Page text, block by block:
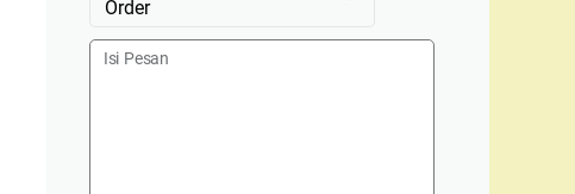
Isi Pesan